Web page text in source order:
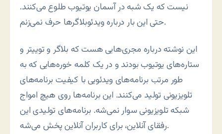
نیست که یک شبه در آسمان یوتیوب طلوع می‌کنند.
حتی این بار درباره ویدئوبلاگرها حرف نمی‌زنم.
این نوشته درباره مجری‌هایی هست که بلاگر و توییتر و
ستاره‌های یوتیوب بودند و در یک کلمه خوره‌هایی که به
طور مرتب برنامه‌های ویدئویی با کیفیت برنامه‌های
تلویزیونی تولید می‌کنند. این برنامه‌ها روی هیچ امواج
شبکه تلویزیونی سوار نمی‌شه. برنامه‌های تولیدی این
رفقای آنلاین، برای کاربران آنلاین پخش می‌شه.